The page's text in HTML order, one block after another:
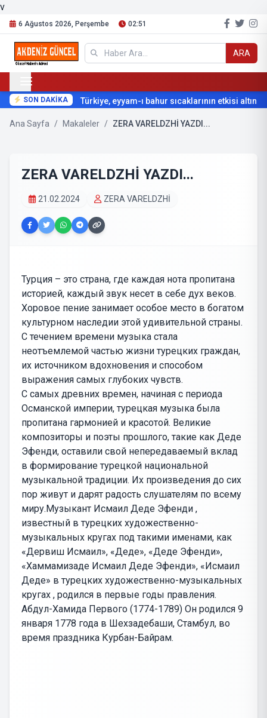
v
6 Ağustos 2026, Perşembe 02:51
ARA
SON DAKİKA Türkiye, eyyam-ı bahur sıcaklarının etkisi altına
Ana Sayfa / Makaleler / ZERA VARELDZHİ YAZDI...
ZERA VARELDZHİ YAZDI...
21.02.2024 ZERA VARELDZHİ
Турция – это страна, где каждая нота пропитана
историей, каждый звук несет в себе дух веков.
Хоровое пение занимает особое место в богатом
культурном наследии этой удивительной страны.
С течением времени музыка стала
неотъемлемой частью жизни турецких граждан,
их источником вдохновения и способом
выражения самых глубоких чувств.
С самых древних времен, начиная с периода
Османской империи, турецкая музыка была
пропитана гармонией и красотой. Великие
композиторы и поэты прошлого, такие как Деде
Эфенди, оставили свой непередаваемый вклад
в формирование турецкой национальной
музыкальной традиции. Их произведения до сих
пор живут и дарят радость слушателям по всему
миру.Музыкант Исмаил Деде Эфенди ,
известный в турецких художественно-
музыкальных кругах под такими именами, как
«Дервиш Исмаил», «Деде», «Деде Эфенди»,
«Хаммамизаде Исмаил Деде Эфенди», «Исмаил
Деде» в турецких художественно-музыкальных
кругах , родился в первые годы правления.
Абдул-Хамида Первого (1774-1789) Он родился 9
января 1778 года в Шехзадебаши, Стамбул, во
время праздника Курбан-Байрам.